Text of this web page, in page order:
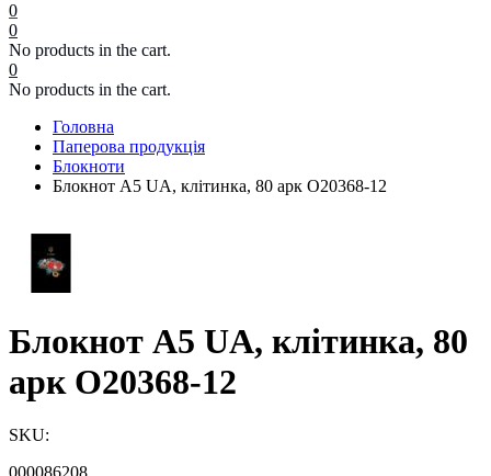
0
0
No products in the cart.
0
No products in the cart.
Головна
Паперова продукція
Блокноти
Блокнот А5 UA, клітинка, 80 арк O20368-12
Блокнот А5 UA, клітинка, 80
арк O20368-12
SKU:
000086208